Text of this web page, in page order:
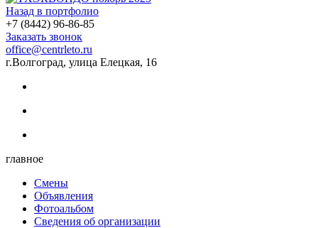
Назад в портфолио
+7 (8442) 96-86-85
Заказать звонок
office@centrleto.ru
г.Волгоград, улица Елецкая, 16
главное
Смены
Объявления
Фотоальбом
Сведения об организации